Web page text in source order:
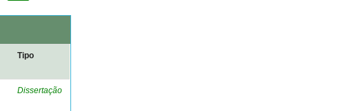
Tipo
Dissertação